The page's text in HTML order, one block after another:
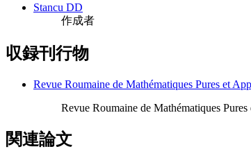
Stancu DD
作成者
収録刊行物
Revue Roumaine de Mathématiques Pures et
Revue Roumaine de Mathématiques
関連論文